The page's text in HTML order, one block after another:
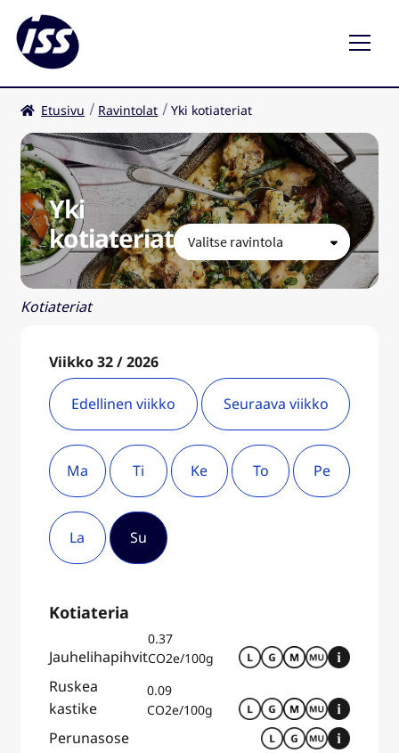
Ravintolat
Kahvilat
FI
Etusivu Ravintolat Yki kotiateriat
Yki
kotiateriat
Kotiateriat
Viikko 32 / 2026
Edellinen viikko
Ma Ti Ke To Pe
La Su
Seuraava viikko
Kotiateria
Jauhelihapihvit
0.37
CO2e/100g
Ruskea
kastike
0.09
CO2e/100g
Perunasose